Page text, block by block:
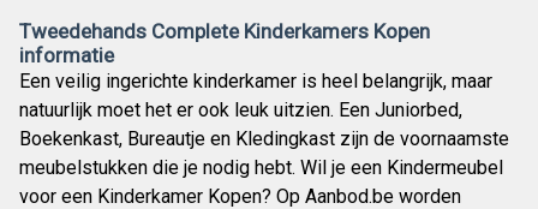
Tweedehands Complete Kinderkamers Kopen
informatie
Een veilig ingerichte kinderkamer is heel belangrijk, maar
natuurlijk moet het er ook leuk uitzien. Een Juniorbed,
Boekenkast, Bureautje en Kledingkast zijn de voornaamste
meubelstukken die je nodig hebt. Wil je een Kindermeubel
voor een Kinderkamer Kopen? Op Aanbod.be worden